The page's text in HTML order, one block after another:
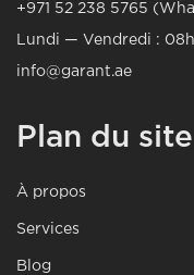
+971 52 238 5765
Lundi — Vendredi :
info@garant.ae
Plan du site
À propos
Services
Blog